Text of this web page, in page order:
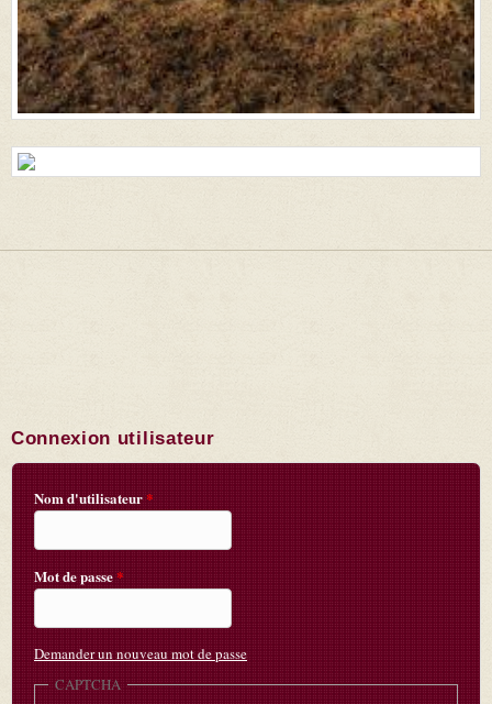
Connexion utilisateur
Nom d'utilisateur*
Mot de passe*
Demander un nouveau mot de passe
CAPTCHA